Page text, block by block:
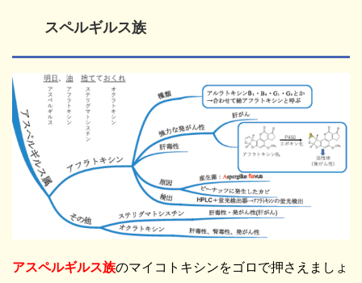
スペルギルス族
アスペルギルス族のマイコトキシンをゴロで押さえましょ